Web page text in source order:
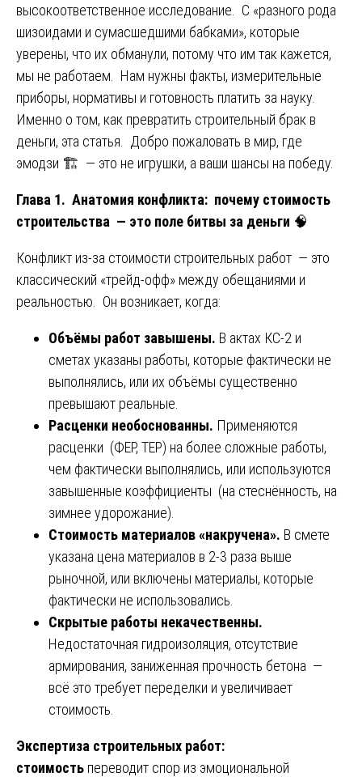
высокоответственное исследование. С «разного рода
шизоидами и сумасшедшими бабками», которые
уверены, что их обманули, потому что им так кажется,
мы не работаем. Нам нужны факты, измерительные
приборы, нормативы и готовность платить за науку.
Именно о том, как превратить строительный брак в
деньги, эта статья. Добро пожаловать в мир, где
эмодзи 🏗️ — это не игрушки, а ваши шансы на победу.
Глава 1. Анатомия конфликта: почему стоимость
строительства — это поле битвы за деньги 🧠
Конфликт из-за стоимости строительных работ — это
классический «трейд-офф» между обещаниями и
реальностью. Он возникает, когда:
Объёмы работ завышены. В актах КС-2 и
сметах указаны работы, которые фактически не
выполнялись, или их объёмы существенно
превышают реальные.
Расценки необоснованны. Применяются
расценки (ФЕР, ТЕР) на более сложные работы,
чем фактически выполнялись, или используются
завышенные коэффициенты (на стеснённость, на
зимнее удорожание).
Стоимость материалов «накручена». В смете
указана цена материалов в 2-3 раза выше
рыночной, или включены материалы, которые
фактически не использовались.
Скрытые работы некачественны.
Недостаточная гидроизоляция, отсутствие
армирования, заниженная прочность бетона —
всё это требует переделки и увеличивает
стоимость.
Экспертиза строительных работ:
стоимость переводит спор из эмоциональной